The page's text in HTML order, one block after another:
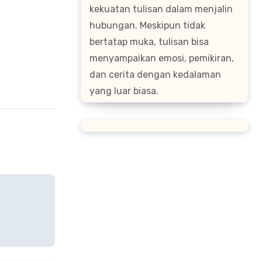
kekuatan tulisan dalam menjalin
hubungan. Meskipun tidak
bertatap muka, tulisan bisa
menyampaikan emosi, pemikiran,
dan cerita dengan kedalaman
yang luar biasa.